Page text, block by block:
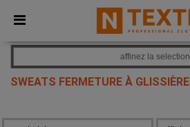
× Appli Ntextil
Meilleurs prix sur l’app !
SWEATS FERMETURE À GLISSIÈRE
affinez la selection